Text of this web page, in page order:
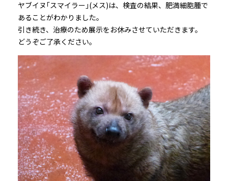
ヤブイヌ｢スマイラー｣(メス)は、検査の結果、肥満細胞腫で
あることがわかりました。
引き続き、治療のため展示をお休みさせていただきます。
どうぞご了承ください。